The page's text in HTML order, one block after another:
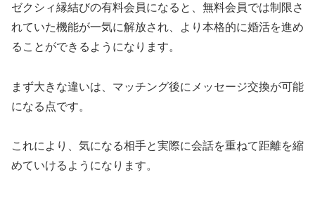
ゼクシィ縁結びの有料会員になると、無料会員では制限さ
れていた機能が一気に解放され、より本格的に婚活を進め
ることができるようになります。
まず大きな違いは、マッチング後にメッセージ交換が可能
になる点です。
これにより、気になる相手と実際に会話を重ねて距離を縮
めていけるようになります。